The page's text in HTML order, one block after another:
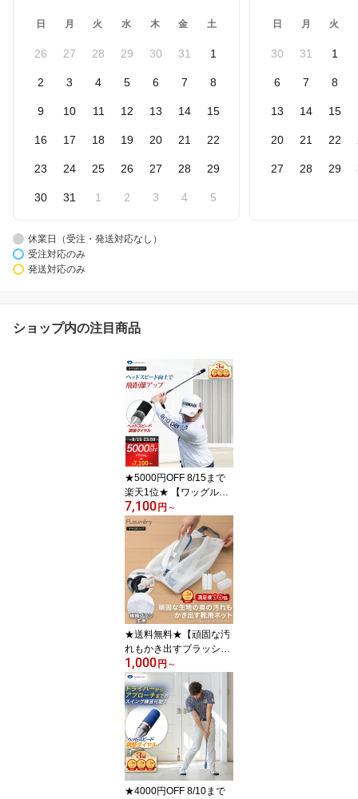
日 月 火 水 木 金 土
26 27 28 29 30 31 1
2 3 4 5 6 7 8
9 10 11 12 13 14 15
16 17 18 19 20 21 22
23 24 25 26 27 28 29
30 31 1 2 3 4 5
日 月 火
30 31 1
6 7 8
13 14 15
20 21 22
27 28 29
休業日（受注・発送対応なし）
受注対応のみ
発送対応のみ
ショップ内の注目商品
★5000円OFF 8/15まで
楽天1位★ 【ワッグル掲
載！飛距離アップ 高評
価】 ヘッドスピード数値
設定 最新モデル | ゴルフ
スイング 練習器具 ドラ
イバー ヘッドスピード
室内 アプローチ スイン
グ練習 ゴルフ練習 矯正
素振り 公式ショップ
7,100 円 ～
★送料無料★【頑固な汚
れもかき出すブラッシン
グ生地】 上履き用 靴用
洗濯ネット 2枚組 ｜ 上履
き 靴 2足洗い可能 スニー
カー シューズ 大人用 28
cmまで ブラシ そうじ シ
ューズ丸洗い ブラッシン
グネット 上履き用 洗濯
ブラシ きれい キレイ
1,000 円 ～
★4000円OFF 8/10まで